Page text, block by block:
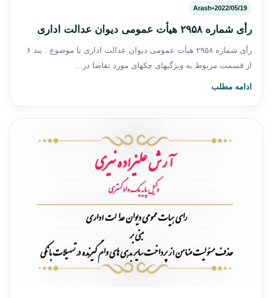
2022/05/19
•
Arash
رأی شماره ۲۹۵۸ هیأت عمومی دیوان عدالت اداری
رأی شماره ۲۹۵۸ هیأت عمومی دیوان عدالت اداری با موضوع : بند ۶
از قسمت مربوط به ویژگیهای چکهای مورد تقاضا در…
ادامه مطلب